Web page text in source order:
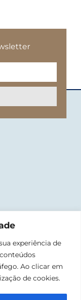
experiência de
Ao clicar em
de cookies.
Lisboa